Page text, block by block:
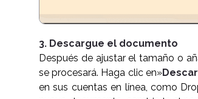
3. Descargue el documento
Después de ajustar el tamaño o
se procesará. Haga clic en»
en sus cuentas en línea, como